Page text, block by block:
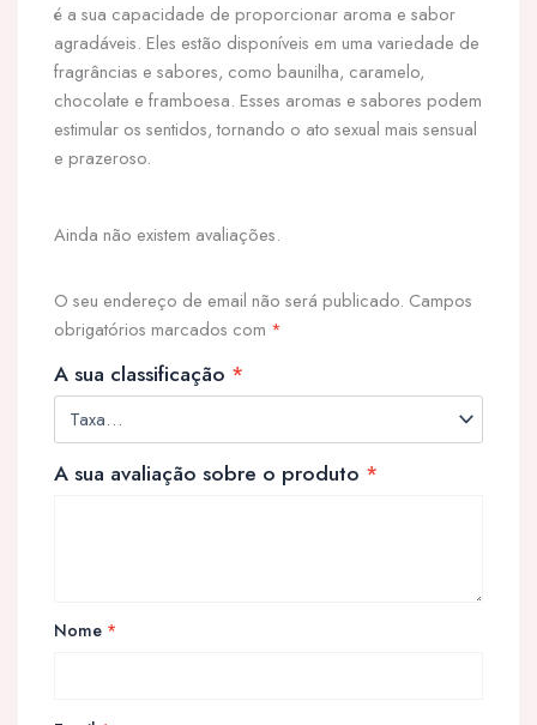
é a sua capacidade de proporcionar aroma e sabor
agradáveis. Eles estão disponíveis em uma variedade de
fragrâncias e sabores, como baunilha, caramelo,
chocolate e framboesa. Esses aromas e sabores podem
estimular os sentidos, tornando o ato sexual mais sensual
e prazeroso.
Ainda não existem avaliações.
O seu endereço de email não será publicado. Campos
obrigatórios marcados com *
A sua classificação *
A sua avaliação sobre o produto *
Nome *